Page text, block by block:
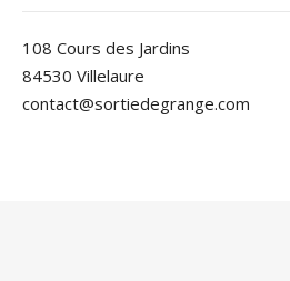
108 Cours des Jardins
84530 Villelaure
contact@sortiedegrange.com